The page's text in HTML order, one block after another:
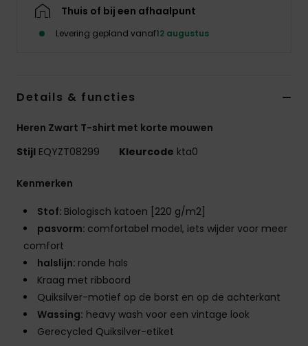
Thuis of bij een afhaalpunt
Levering gepland vanaf12 augustus
Details & functies
Heren Zwart T-shirt met korte mouwen
Stijl EQYZT08299 Kleurcode kta0
Kenmerken
Stof: Biologisch katoen [220 g/m2]
pasvorm: comfortabel model, iets wijder voor meer
comfort
halslijn: ronde hals
Kraag met ribboord
Quiksilver-motief op de borst en op de achterkant
Wassing: heavy wash voor een vintage look
Gerecycled Quiksilver-etiket